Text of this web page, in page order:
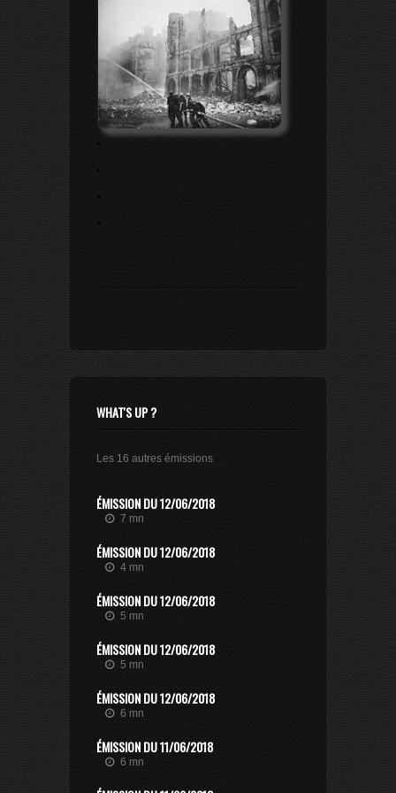
.
.
.
.
WHAT'S UP ?
Les 16 autres émissions
ÉMISSION DU 12/06/2018
7 mn
ÉMISSION DU 12/06/2018
4 mn
ÉMISSION DU 12/06/2018
5 mn
ÉMISSION DU 12/06/2018
5 mn
ÉMISSION DU 12/06/2018
6 mn
ÉMISSION DU 11/06/2018
6 mn